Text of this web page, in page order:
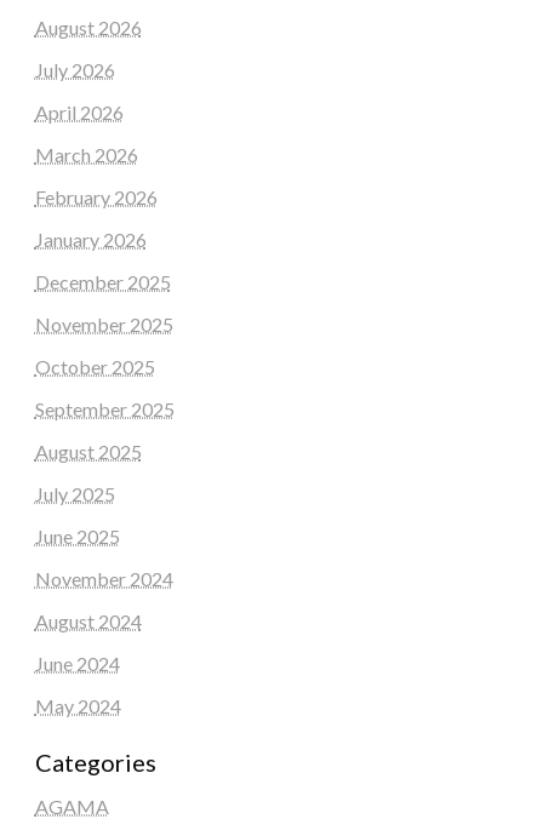
August 2026
July 2026
April 2026
March 2026
February 2026
January 2026
December 2025
November 2025
October 2025
September 2025
August 2025
July 2025
June 2025
November 2024
August 2024
June 2024
May 2024
Categories
AGAMA